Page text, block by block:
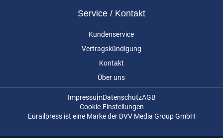
Service / Kontakt
Kundenservice
Vertragskündigung
Kontakt
Über uns
ImpressumDatenschutzAGB
Cookie-Einstellungen
Eurailpress ist eine Marke der DVV Media Group GmbH